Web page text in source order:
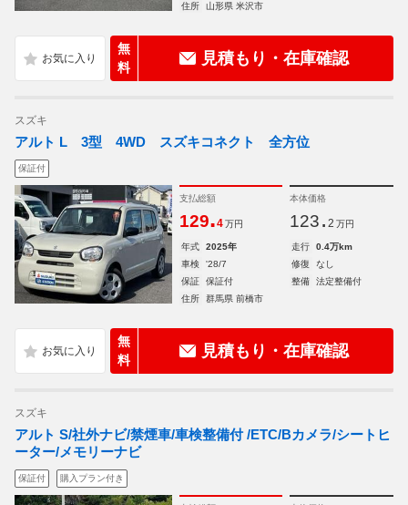
住所
山形県 米沢市
無
料
見積もり・在庫確認
スズキ
アルト L 3型 4WD スズキコネクト 全方位
保証付
支払総額
129.4 万円
本体価格
123. 2 万円
年式 2025年 走行
0.4万km
車検
'28/7 修復
なし
保証
保証付 整備
法定整備付
住所
群馬県 前橋市
無
料
見積もり・在庫確認
スズキ
アルト S/社外ナビ/禁煙車/車検整備付 /ETC/Bカメラ/シートヒ
ーター/メモリーナビ
保証付 購入プラン付き